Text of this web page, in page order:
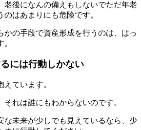
老後になんの備えもしないでただ年老
はあまりにも危険です。
かの手段で資産形成を行うのは、はっ
には行動しかない
ています。
それは誰にもわからないのです。
な未来が少しでも見えているなら、少